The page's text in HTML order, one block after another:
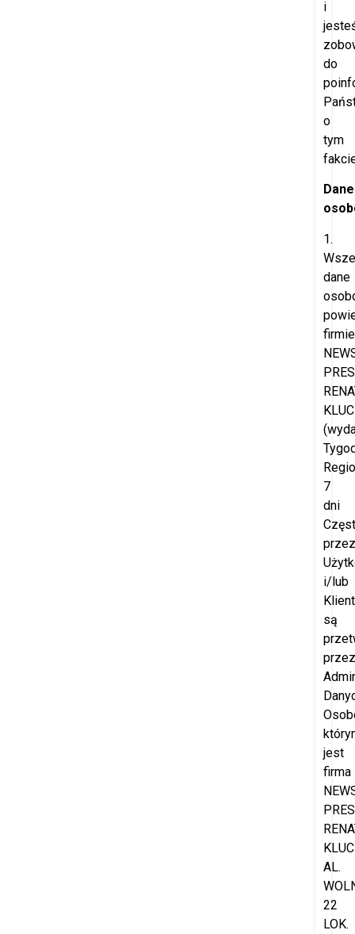
i
do
o
tym
Dane
1.
dane
firmie
7
dni
przez
i/lub
są
przez
jest
firma
AL.
22
LOK.